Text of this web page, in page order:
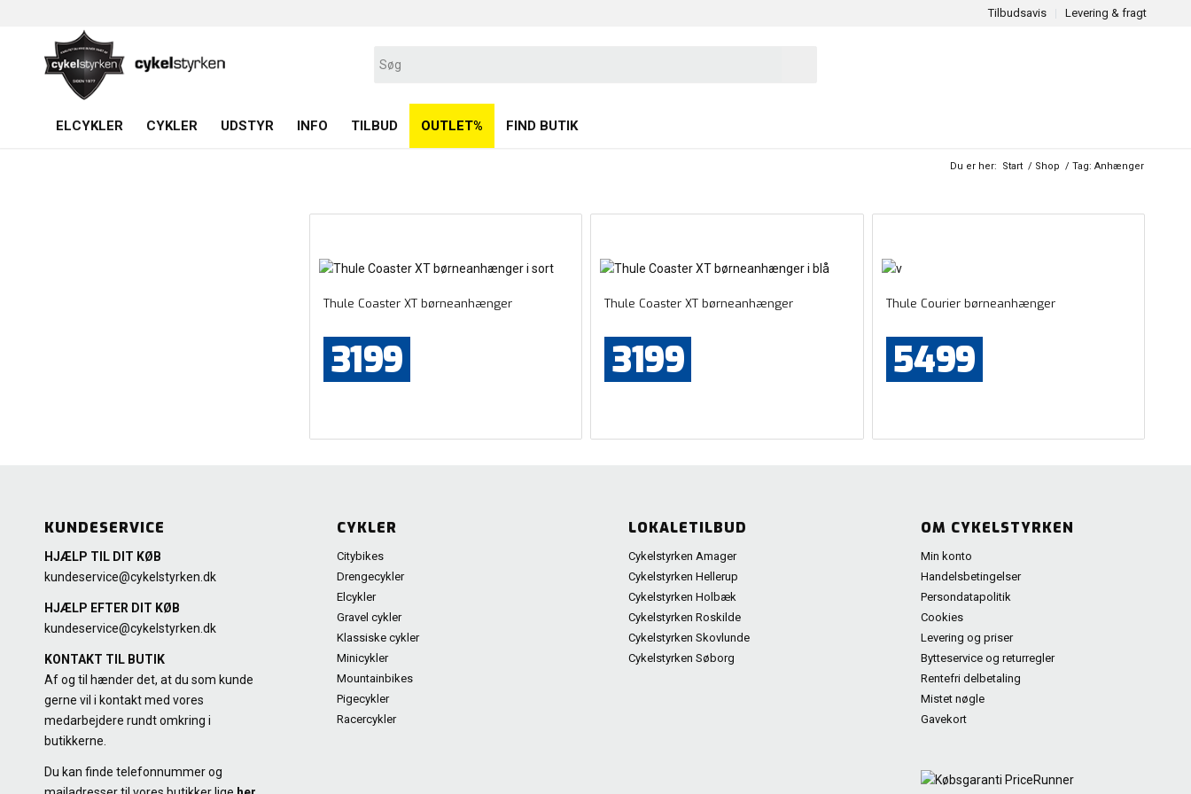
Tilbudsavis Levering & fragt
ELCYKLER CYKLER UDSTYR INFO TILBUD OUTLET% FIND BUTIK
Du er her: Start / Shop / Tag: Anhænger
Thule Coaster XT børneanhænger
3199
Thule Coaster XT børneanhænger
3199
Thule Courier børneanhænger
5499
KUNDESERVICE
HJÆLP TIL DIT KØB
kundeservice@cykelstyrken.dk
HJÆLP EFTER DIT KØB
kundeservice@cykelstyrken.dk
KONTAKT TIL BUTIK
Af og til hænder det, at du som kunde
gerne vil i kontakt med vores
medarbejdere rundt omkring i
butikkerne.
Du kan finde telefonnummer og
CYKLER
Citybikes
Drengecykler
Elcykler
Gravel cykler
Klassiske cykler
Minicykler
Mountainbikes
Pigecykler
Racercykler
LOKALETILBUD
Cykelstyrken Amager
Cykelstyrken Hellerup
Cykelstyrken Holbæk
Cykelstyrken Roskilde
Cykelstyrken Skovlunde
Cykelstyrken Søborg
OM CYKELSTYRKEN
Min konto
Handelsbetingelser
Persondatapolitik
Cookies
Levering og priser
Bytteservice og returregler
Rentefri delbetaling
Mistet nøgle
Gavekort